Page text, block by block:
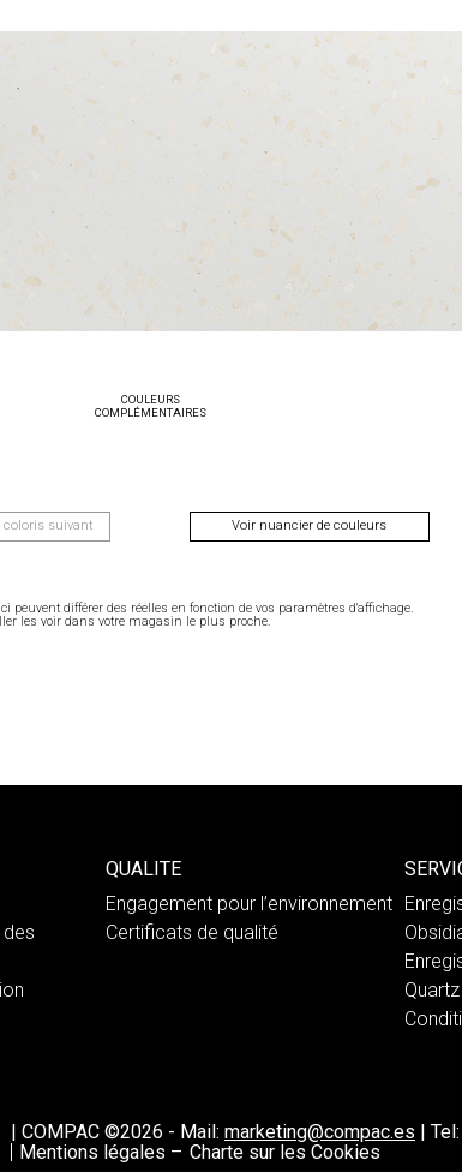
COULEURS
COMPLÉMENTAIRES
coloris suivant Voir nuancier de couleurs
peuvent différer des réelles en fonction de vos paramètres d'affichage.
les voir dans votre magasin le plus proche.
QUALITE
Engagement pour l’environnement
Certificats de qualité
Quartz
COMPAC ©2026 - Mail: marketing@compac.es Tel:
Mentions légales – Charte sur les Cookies